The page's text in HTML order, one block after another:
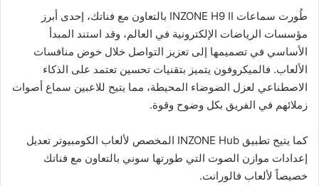
طُورت سماعات INZONE H9 II بالتعاون مع فناتك، إحدى أبرز
مؤسسات الرياضات الإلكترونية في العالم، وقد استند المبدأ
الأساسي في تصميمها إلى تعزيز التواصل خلال خوض منافسات
الألعاب. فالميكروفون يتميز بتقنيات تحسين تعتمد على الذكاء
الاصطناعي لعزل الضوضاء المحيطة، مما يتيح للاعبين سماع أصوات
زملائهم في الفريق بكل وضوح وقوة.
كما يتيح تطبيق INZONE Hub المخصص لألعاب الكومبيوتر تعديل
إعدادات موازن الصوت التي طورتها سوني بالتعاون مع فناتك
خصيصاً لألعاب فالورانت.